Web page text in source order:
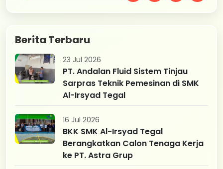
Berita Terbaru
23 Jul 2026
PT. Andalan Fluid Sistem Tinjau
Sarpras Teknik Pemesinan di SMK
Al-Irsyad Tegal
16 Jul 2026
BKK SMK Al-Irsyad Tegal
Berangkatkan Calon Tenaga Kerja
ke PT. Astra Grup